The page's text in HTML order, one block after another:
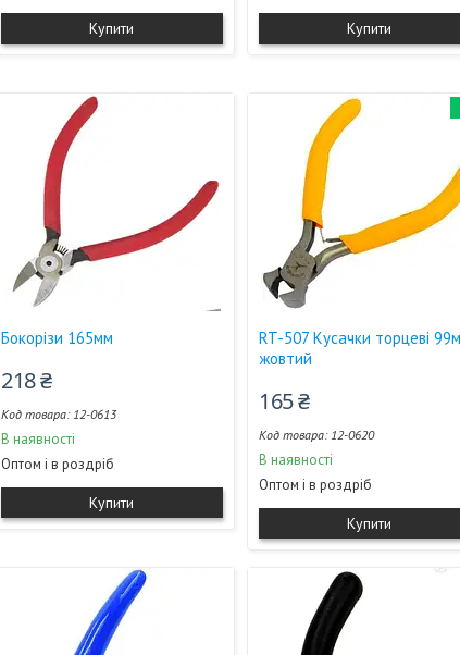
Купити Купити
Бокорізи 165мм
218 ₴
12-0613
В наявності
Оптом і в роздріб
Купити
RT-507 Кусачки торцеві
жовтий
165 ₴
12-0620
В наявності
Оптом і в роздріб
Купити